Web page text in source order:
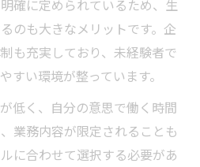
確に定められているため、生
のも大きなメリットです。企
も充実しており、未経験者で
すい環境が整っています。
低く、自分の意思で働く時間
業務内容が限定されることも
に合わせて選択する必要があ